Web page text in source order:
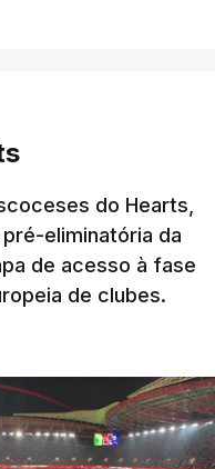
do Hearts,
eliminatória da
de acesso à fase
de clubes.